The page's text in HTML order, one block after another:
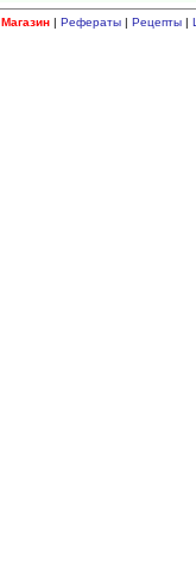
Магазин| Рефераты| Рецепты|